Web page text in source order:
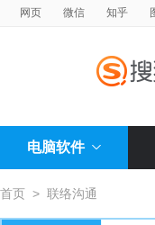
网页 微信 知乎
电脑软件
首页 > 联络沟通